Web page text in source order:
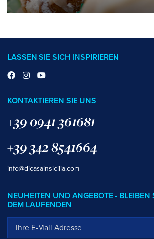
LASSEN SIE SICH INSPIRIEREN
KONTAKTIEREN SIE UNS
+39 0941 361681
+39 342 8541664
info@dicasainsicilia.com
NEUHEITEN UND ANGEBOTE - BLEIBEN
DEM LAUFENDEN